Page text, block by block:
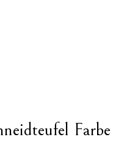
Farbe